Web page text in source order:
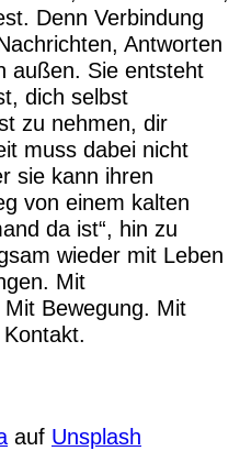
Denn Verbindung
Antworten
außen. Sie entsteht
dich selbst
zu nehmen, dir
muss dabei nicht
sie kann ihren
von einem kalten
da ist“, hin zu
wieder mit Leben
Mit
Bewegung. Mit
auf Unsplash